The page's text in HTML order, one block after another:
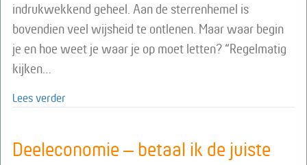
indrukwekkend geheel. Aan de sterrenhemel is
bovendien veel wijsheid te ontlenen. Maar waar begin
je en hoe weet je waar je op moet letten? “Regelmatig
kijken…
Lees verder
Deeleconomie – betaal ik de juiste